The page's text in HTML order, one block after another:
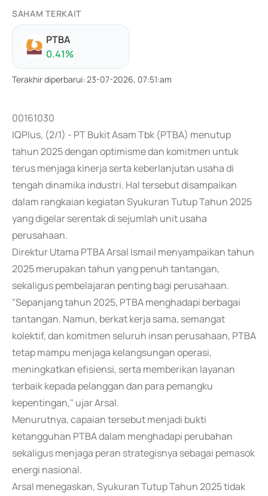
SAHAM TERKAIT
PTBA
0.41%
Terakhir diperbarui: 23-07-2026, 07:51:am
00161030
IQPlus, (2/1) - PT Bukit Asam Tbk (PTBA) menutup
tahun 2025 dengan optimisme dan komitmen untuk
terus menjaga kinerja serta keberlanjutan usaha di
tengah dinamika industri. Hal tersebut disampaikan
dalam rangkaian kegiatan Syukuran Tutup Tahun 2025
yang digelar serentak di sejumlah unit usaha
perusahaan.
Direktur Utama PTBA Arsal Ismail menyampaikan tahun
2025 merupakan tahun yang penuh tantangan,
sekaligus pembelajaran penting bagi perusahaan.
"Sepanjang tahun 2025, PTBA menghadapi berbagai
tantangan. Namun, berkat kerja sama, semangat
kolektif, dan komitmen seluruh insan perusahaan, PTBA
tetap mampu menjaga kelangsungan operasi,
meningkatkan efisiensi, serta memberikan layanan
terbaik kepada pelanggan dan para pemangku
kepentingan," ujar Arsal.
Menurutnya, capaian tersebut menjadi bukti
ketangguhan PTBA dalam menghadapi perubahan
sekaligus menjaga peran strategisnya sebagai pemasok
energi nasional.
Arsal menegaskan, Syukuran Tutup Tahun 2025 tidak